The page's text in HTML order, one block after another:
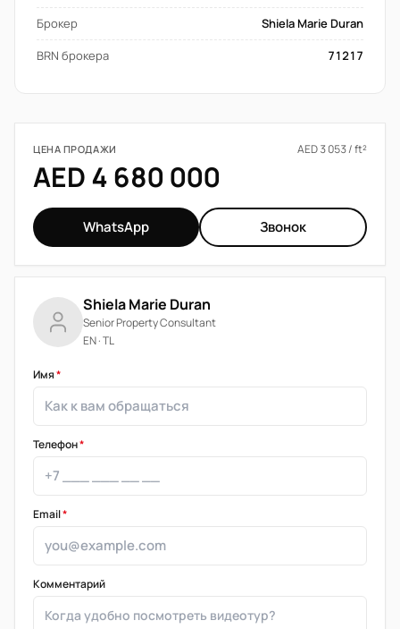
Брокер
Shiela Marie Duran
BRN брокера
71217
ЦЕНА ПРОДАЖИ AED 3 053 / ft²
AED 4 680 000
WhatsApp Звонок
Shiela Marie Duran
Senior Property Consultant
EN · TL
Имя*
Телефон*
Email*
Комментарий